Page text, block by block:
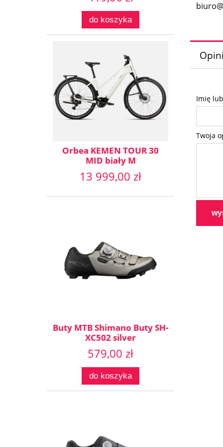
do koszyka
Orbea KEMEN TOUR 30
MID biały M
13 999,00 zł
Buty MTB Shimano Buty SH-
XC502 silver
579,00 zł
do koszyka
Imię
Twoja